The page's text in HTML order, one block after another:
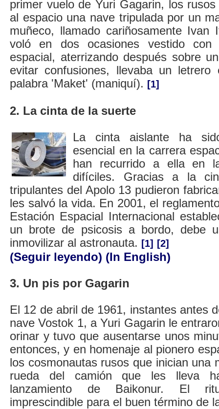
primer vuelo de Yuri Gagarin, los rusos
al espacio una nave tripulada por un
muñeco, llamado cariñosamente Ivan
voló en dos ocasiones vestido con
espacial, aterrizando después sobre
evitar confusiones, llevaba un
palabra 'Maket' (maniquí). [1]
2. La cinta de la suerte
La cinta aislante ha
esencial en la carrera
han recurrido a ella en
difíciles. Gracias a la
tripulantes del Apolo 13 pudieron
les salvó la vida. En 2001, el
Estación Espacial Internacional
un brote de psicosis a bordo, debe
inmovilizar al astronauta. [1] [2]
(Seguir leyendo) (In English)
3. Un pis por Gagarin
El 12 de abril de 1961, instantes antes
nave Vostok 1, a Yuri Gagarin le
orinar y tuvo que ausentarse unos
entonces, y en homenaje al pionero
los cosmonautas rusos que inician una
rueda del camión que les lleva
lanzamiento de Baikonur. El
imprescindible para el buen término de